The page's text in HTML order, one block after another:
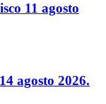
11 agosto
agosto 2026.